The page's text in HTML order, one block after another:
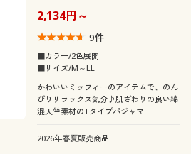
2,134円～
9件
■カラー/2色展開
■サイズ/M～LL
かわいいミッフィーのアイテムで、のん
びりリラックス気分♪肌ざわりの良い綿
混天竺素材のTタイプパジャマ
2026年春夏販売商品